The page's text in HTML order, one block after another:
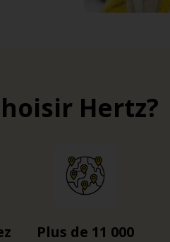
Hertz?
Plus de 11 000